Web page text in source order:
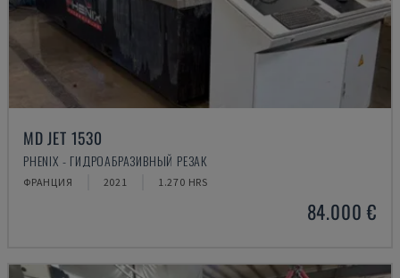
MD JET 1530
PHENIX - ГИДРОАБРАЗИВНЫЙ РЕЗАК
ФРАНЦИЯ 2021 1.270 HRS
84.000 €